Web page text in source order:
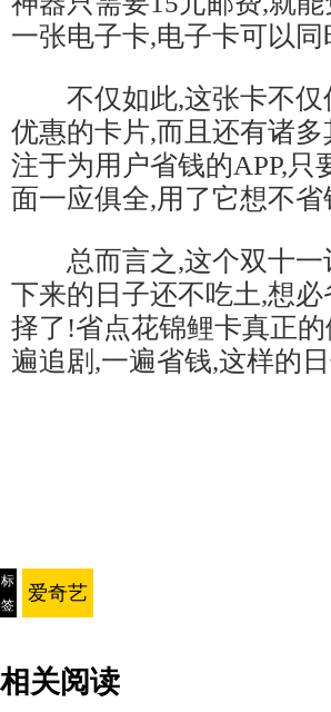
一张电子卡,电子卡可以
不仅如此,这张卡不仅
优惠的卡片,而且还有诸
注于为用户省钱的APP,
面一应俱全,用了它想不省
总而言之,这个双十一
下来的日子还不吃土,想
择了!省点花锦鲤卡真正
遍追剧,一遍省钱,这样的
标
签
爱奇艺
相关阅读